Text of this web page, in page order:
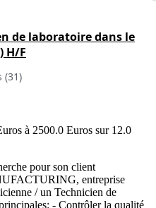
de laboratoire dans le
H/F
(31)
à 2500.0 Euros sur 12.0
pour son client
entreprise
/ un Technicien de
- Contrôler la qualité